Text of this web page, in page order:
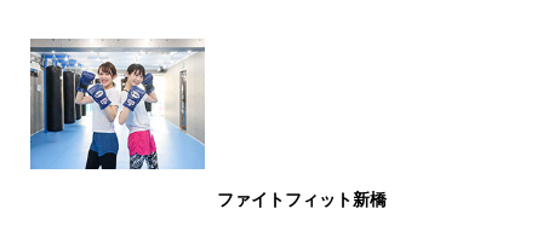
ファイトフィット新橋